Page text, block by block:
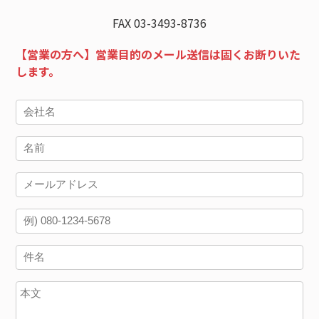
FAX 03-3493-8736
【営業の方へ】営業目的のメール送信は固くお断りいた
します。